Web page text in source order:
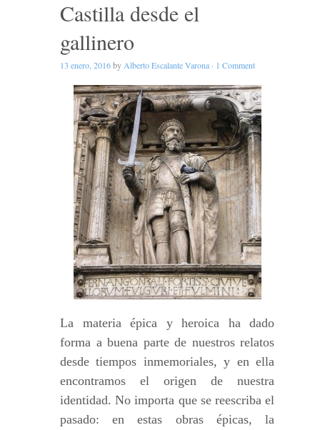
Castilla desde el
gallinero
13 enero, 2016by Alberto Escalante Varona · 1 Comment
La materia épica y heroica ha dado
forma a buena parte de nuestros relatos
desde tiempos inmemoriales, y en ella
encontramos el origen de nuestra
identidad. No importa que se reescriba el
pasado: en estas obras épicas, la